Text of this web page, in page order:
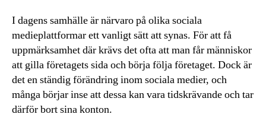
I dagens samhälle är närvaro på olika sociala
medieplattformar ett vanligt sätt att synas. För att få
uppmärksamhet där krävs det ofta att man får människor
att gilla företagets sida och börja följa företaget. Dock är
det en ständig förändring inom sociala medier, och
många börjar inse att dessa kan vara tidskrävande och tar
därför bort sina konton.